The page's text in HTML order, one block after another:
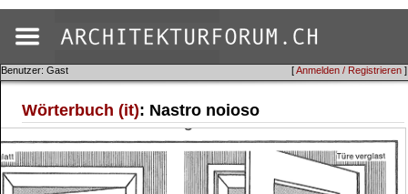
[Anmelden / Registrieren ]
Benutzer: Gast
Wörterbuch (it): Nastro noioso